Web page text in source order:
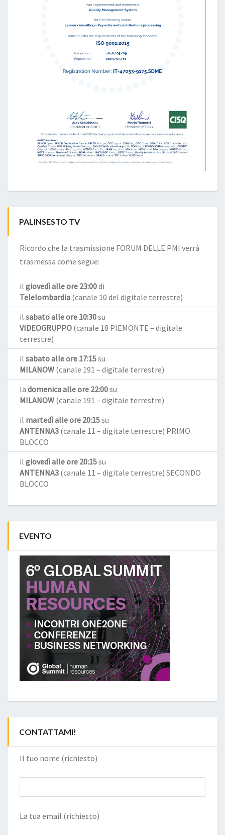
PALINSESTO TV
Ricordo che la trasmissione FORUM DELLE PMI verrà
trasmessa come segue:
il giovedì alle ore 23:00di
Telelombardia (canale 10 del digitale terrestre)
il sabato alle ore 10:30su
VIDEOGRUPPO (canale 18 PIEMONTE – digitale
terrestre)
il sabato alle ore 17:15su
MILANOW (canale 191 – digitale terrestre)
la domenica alle ore 22:00su
MILANOW (canale 191 – digitale terrestre)
il martedì alle ore 20:15su
ANTENNA3 (canale 11 – digitale terrestre) PRIMO
BLOCCO
il giovedì alle ore 20:15su
ANTENNA3 (canale 11 – digitale terrestre) SECONDO
BLOCCO
EVENTO
CONTATTAMI!
Il tuo nome (richiesto)
La tua email (richiesto)